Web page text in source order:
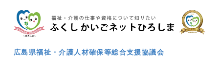
広島県福祉・介護人材確保等総合支援協議会